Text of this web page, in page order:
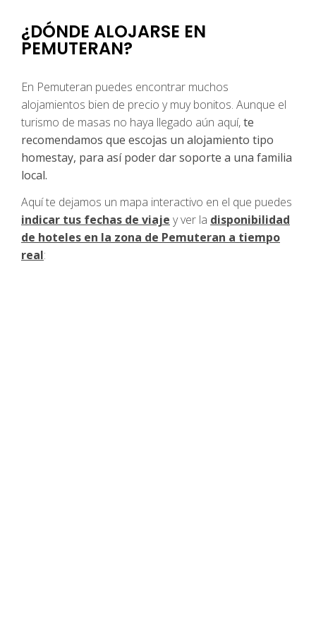
¿DÓNDE ALOJARSE EN
PEMUTERAN?
En Pemuteran puedes encontrar muchos
alojamientos bien de precio y muy bonitos. Aunque el
turismo de masas no haya llegado aún aquí,te
recomendamos que escojas un alojamiento tipo
homestay, para así poder dar soporte a una familia
local.
Aquí te dejamos un mapa interactivo en el que puedes
indicar tus fechas de viaje y ver la disponibilidad
de hoteles en la zona de Pemuteran a tiempo
real: